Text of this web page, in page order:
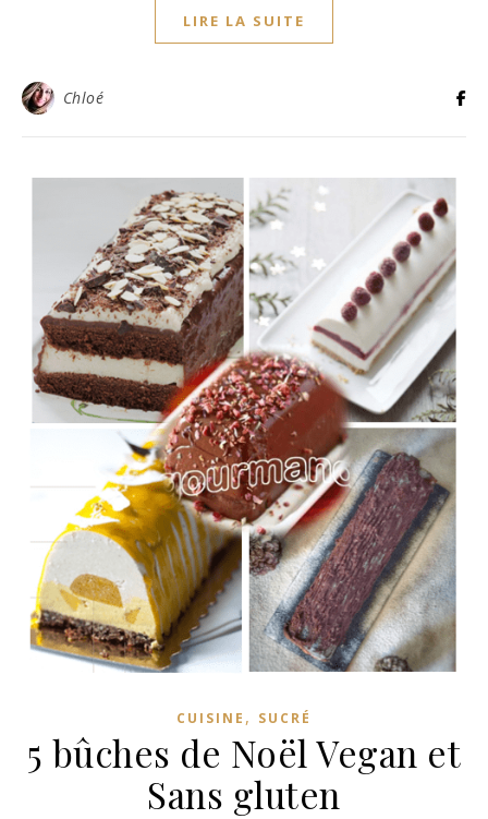
LIRE LA SUITE
Chloé
CUISINE , SUCRÉ
5 bûches de Noël Vegan et
Sans gluten